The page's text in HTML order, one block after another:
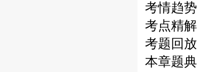
考情趋势
考点精解
考题回放
本章题典